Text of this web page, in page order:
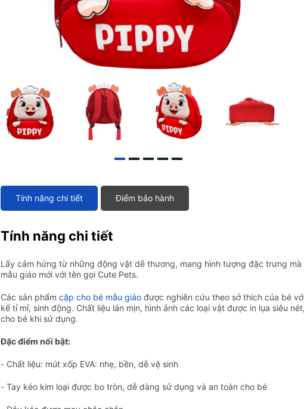
Tính năng chi tiết Điểm bảo hành
Tính năng chi tiết
Lấy cảm hứng từ những động vật dễ thương, mang hình tượng đặc trưng
mẫu giáo mới với tên gọi Cute Pets.
Các sản phẩm cặp cho bé mẫu giáo được nghiên cứu theo sở thích của bé
kế tỉ mỉ, sinh động. Chất liệu lán mịn, hình ảnh các loại vật được in lụa siêu
cho bé khi sử dụng.
Đặc điểm nổi bật:
- Chất liệu: mút xốp EVA: nhẹ, bền, dễ vệ sinh
- Tay kéo kim loại được bo tròn, dễ dàng sử dụng và an toàn cho bé